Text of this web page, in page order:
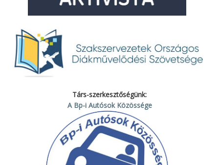
Társ-szerkesztőségünk:
A Bp-i Autósok Közössége